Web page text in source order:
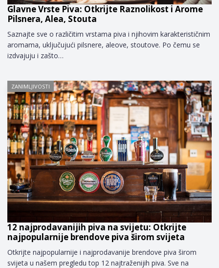
Glavne Vrste Piva: Otkrijte Raznolikost i Arome
Pilsnera, Alea, Stouta
Saznajte sve o različitim vrstama piva i njihovim karakterističnim
aromama, uključujući pilsnere, aleove, stoutove. Po čemu se
izdvajuju i zašto…
ZANIMLJIVOSTI
12 najprodavanijih piva na svijetu: Otkrijte
najpopularnije brendove piva širom svijeta
Otkrijte najpopularnije i najprodavanije brendove piva širom
svijeta u našem pregledu top 12 najtraženijih piva. Sve na